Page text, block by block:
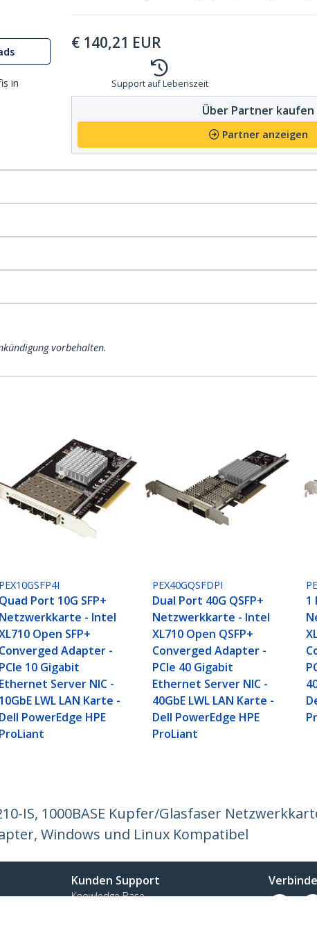
in
€ 140,21 EUR
Support auf Lebenszeit
Über Partner kaufen
Partner anzeigen
vorbehalten.
PEX10GSFP4I
Quad Port 10G SFP+
Netzwerkkarte - Intel
Open SFP+
Converged Adapter -
PCIe 10 Gigabit
Ethernet Server NIC -
10GbE LWL LAN Karte -
Dell PowerEdge HPE
ProLiant
PEX40GQSFDPI
Dual Port 40G QSFP+
Netzwerkkarte - Intel
XL710 Open QSFP+
Converged Adapter -
PCIe 40 Gigabit
Ethernet Server NIC -
40GbE LWL LAN Karte -
Dell PowerEdge HPE
ProLiant
1
IS, 1000BASE Kupfer/Glasfaser
Windows und Linux Kompatibel
Kunden Support
Knowledge Base